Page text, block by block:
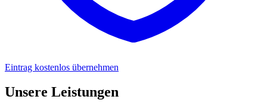
Eintrag kostenlos übernehmen
Unsere Leistungen